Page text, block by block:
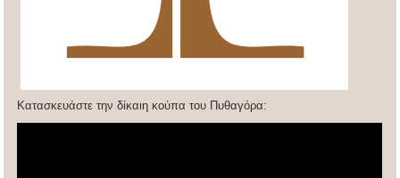
Κατασκευάστε την δίκαιη κούπα του Πυθαγόρα: